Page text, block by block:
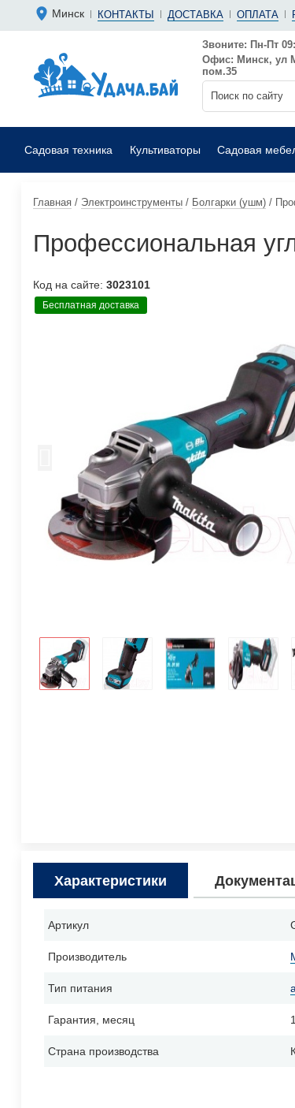
Минск КОНТАКТЫ ДОСТАВКА ОПЛАТА
Звоните: Пн-Пт
Офис: Минск, ул
пом.35
Садовая техника
Аккумуляторные
Садовые воздуходувки
Культиваторы Садовая
Главная / Электроинструменты / Болгарки (ушм) /
Профессиональная
Код на сайте: 3023101
Бесплатная доставка
Характеристики
Артикул
Производитель
Тип питания
Гарантия, месяц
Страна производства